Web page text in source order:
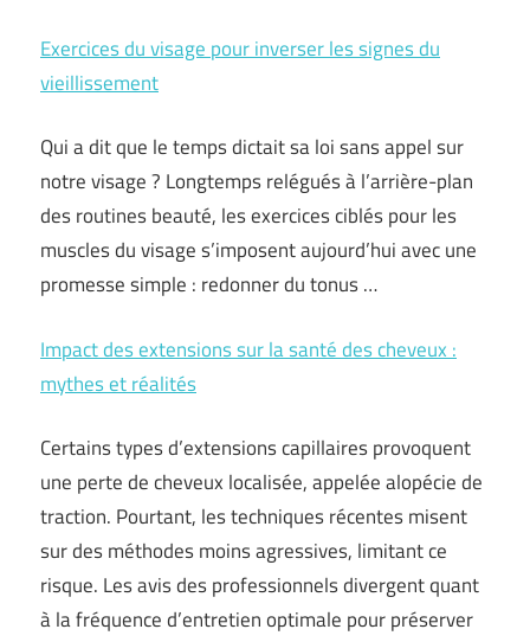
Exercices du visage pour inverser les signes du
vieillissement
Qui a dit que le temps dictait sa loi sans appel sur
notre visage ? Longtemps relégués à l’arrière-plan
des routines beauté, les exercices ciblés pour les
muscles du visage s’imposent aujourd’hui avec une
promesse simple : redonner du tonus …
Impact des extensions sur la santé des cheveux :
mythes et réalités
Certains types d’extensions capillaires provoquent
une perte de cheveux localisée, appelée alopécie de
traction. Pourtant, les techniques récentes misent
sur des méthodes moins agressives, limitant ce
risque. Les avis des professionnels divergent quant
à la fréquence d’entretien optimale pour préserver